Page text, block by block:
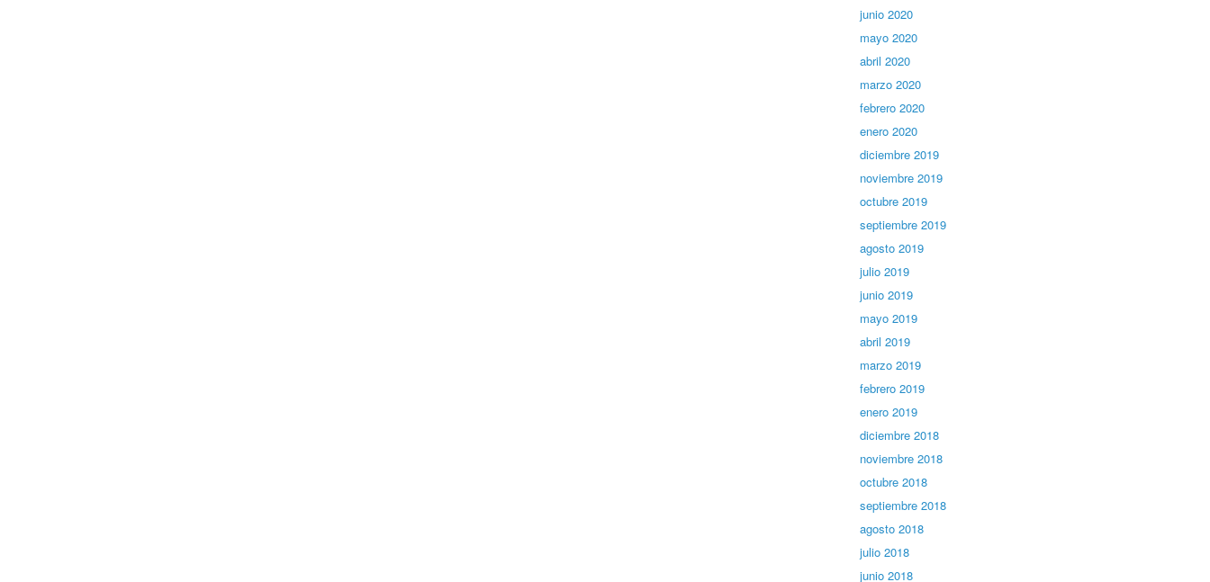
junio 2020
mayo 2020
abril 2020
marzo 2020
febrero 2020
enero 2020
diciembre 2019
noviembre 2019
octubre 2019
septiembre 2019
agosto 2019
julio 2019
junio 2019
mayo 2019
abril 2019
marzo 2019
febrero 2019
enero 2019
diciembre 2018
noviembre 2018
octubre 2018
septiembre 2018
agosto 2018
julio 2018
junio 2018